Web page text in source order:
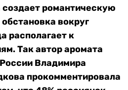
романтическую
вокруг
располагает к
Так автор аромата
Владимира
прокомментировала